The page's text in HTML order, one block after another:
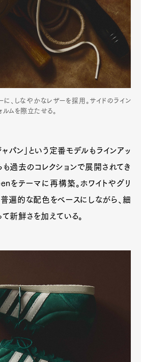
に、しなやかなレザーを採用。サイドのライン
ムを際立たせる。
ャパン」という定番モデルもラインアッ
も過去のコレクションで展開されてき
をテーマに再構築。ホワイトやグリ
普遍的な配色をベースにしながら、細
新鮮さを加えている。